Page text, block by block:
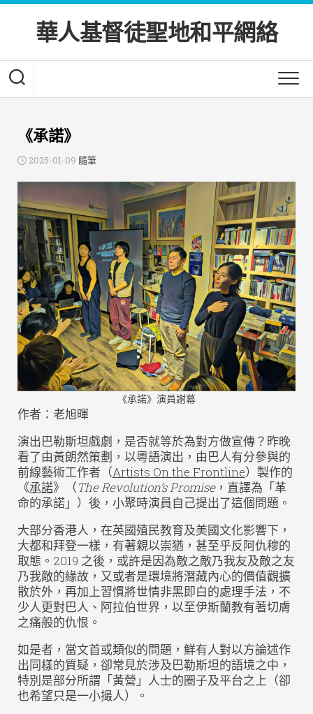
Skip
content華人基督徒聖地和平網絡
《承諾》
2025-01-09 隨筆
《承諾》演員謝幕
作者：老旭暉
演出巴勒斯坦戲劇，是否就等於為對方做宣傳？昨晚
看了由黃朗然策劃，以粵語演出，由巴人有分參與的
前線藝術工作者（Artists On the Frontline）製作的
《承諾》（The Revolution’s Promise，直譯為「革
命的承諾」）後，小聚時演員自己提出了這個問題。
大部分香港人，在英國殖民教育及美國文化影響下，
大都和拜登一樣，有著親以崇猶，甚至乎反阿仇穆的
取態。2019 之後，或許是因為敵之敵乃我友及敵之友
乃我敵的緣故，又或者是環境將潛藏內心的價值觀擴
散於外，再加上習慣將世情非黑即白的處理手法，不
少人更對巴人、阿拉伯世界，以至伊斯蘭教有著切膚
之痛般的仇恨。
如是者，當文首或類似的問題，鮮有人對以方論述作
出同樣的質疑，卻常見於涉及巴勒斯坦的語境之中，
特別是部分所謂「黃營」人士的圈子及平台之上（卻
也希望只是一小撮人）。